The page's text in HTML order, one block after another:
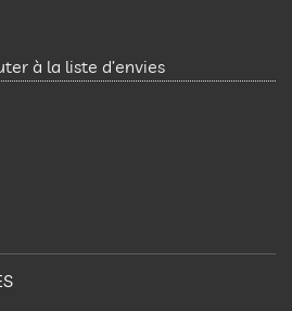
à la liste d’envies